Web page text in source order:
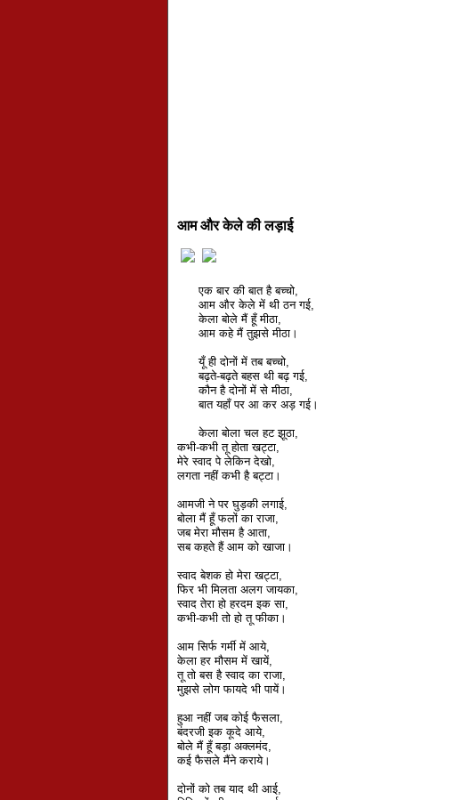
आम और केले की लड़ाई
एक बार की बात है बच्चो,
आम और केले में थी ठन गई,
केला बोले मैं हूँ मीठा,
आम कहे मैं तुझसे मीठा।
यूँ ही दोनों में तब बच्चो,
बढ़ते-बढ़ते बहस थी बढ़ गई,
कौन है दोनों में से मीठा,
बात यहाँ पर आ कर अड़ गई।
केला बोला चल हट झूठा,
कभी-कभी तू होता खट्टा,
मेरे स्वाद पे लेकिन देखो,
लगता नहीं कभी है बट्टा।
आमजी ने पर घुड़की लगाई,
बोला मैं हूँ फलों का राजा,
जब मेरा मौसम है आता,
सब कहते हैं आम को खाजा।
स्वाद बेशक हो मेरा खट्टा,
फिर भी मिलता अलग जायका,
स्वाद तेरा हो हरदम इक सा,
कभी-कभी तो हो तू फीका।
आम सिर्फ गर्मी में आये,
केला हर मौसम में खायें,
तू तो बस है स्वाद का राजा,
मुझसे लोग फायदे भी पायें।
हुआ नहीं जब कोई फैसला,
बंदरजी इक कूदे आये,
बोले मैं हूँ बड़ा अक्लमंद,
कई फैसले मैंने कराये।
दोनों को तब याद थी आई,